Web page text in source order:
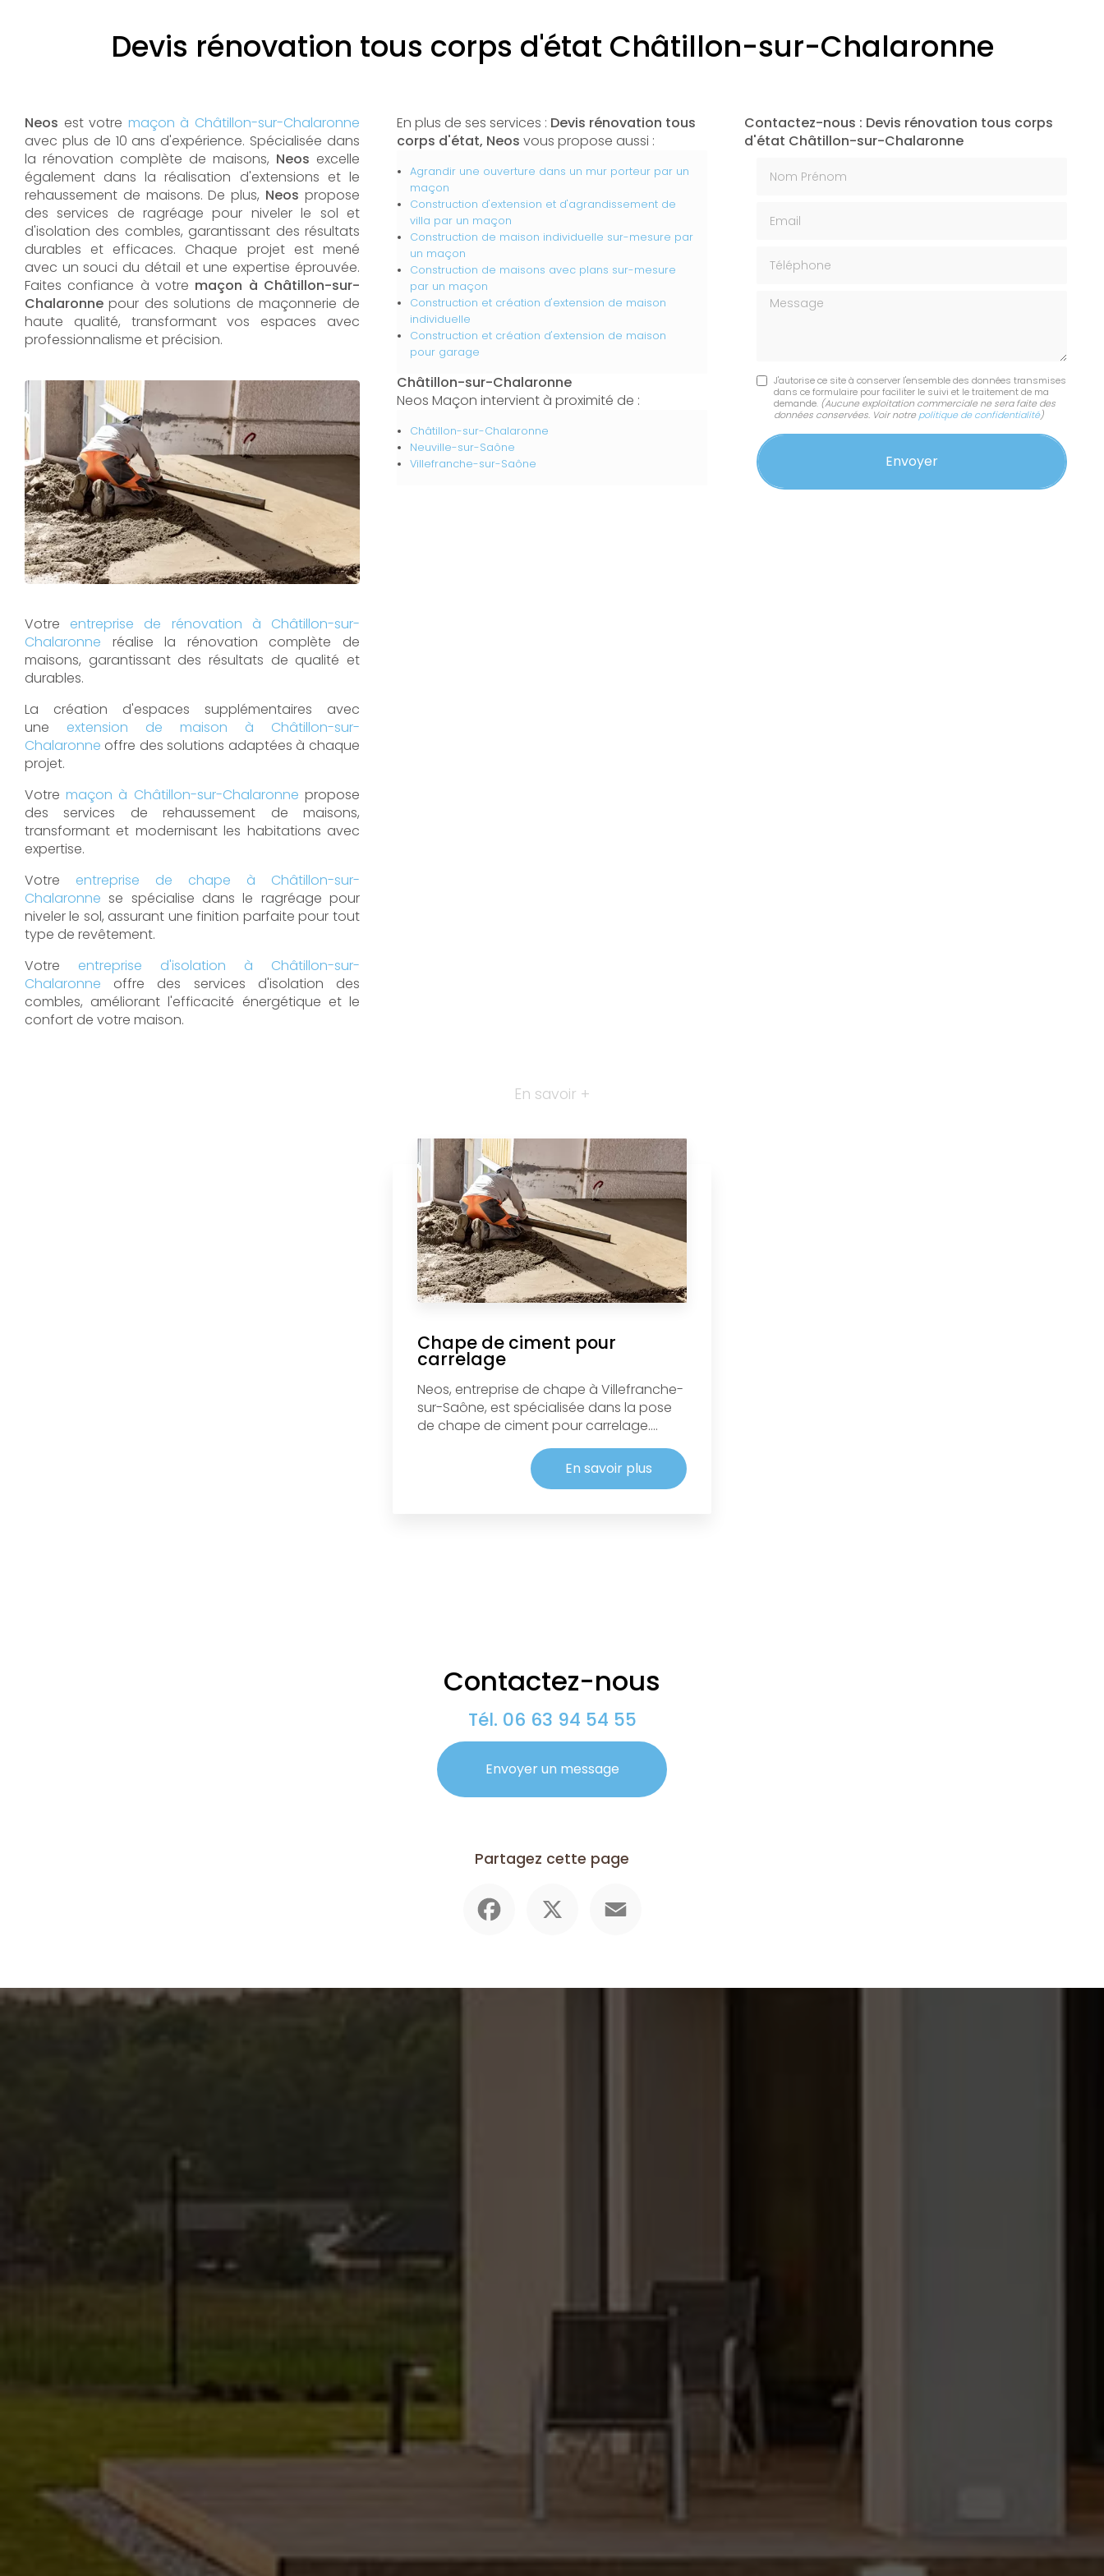
Devis rénovation tous corps d'état Châtillon-sur-Chalaronne
Neos est votre maçon à Châtillon-sur-Chalaronne
avec plus de 10 ans d'expérience. Spécialisée dans
la rénovation complète de maisons, Neos excelle
également dans la réalisation d'extensions et le
rehaussement de maisons. De plus, Neos propose
des services de ragréage pour niveler le sol et
d'isolation des combles, garantissant des résultats
durables et efficaces. Chaque projet est mené
avec un souci du détail et une expertise éprouvée.
Faites confiance à votre maçon à Châtillon-sur-
Chalaronne pour des solutions de maçonnerie de
haute qualité, transformant vos espaces avec
professionnalisme et précision.
Votre entreprise de rénovation à Châtillon-sur-
Chalaronne réalise la rénovation complète de
maisons, garantissant des résultats de qualité et
durables.
La création d'espaces supplémentaires avec
une extension de maison à Châtillon-sur-
Chalaronne offre des solutions adaptées à chaque
projet.
Votremaçon à Châtillon-sur-Chalaronne propose
des services de rehaussement de maisons,
transformant et modernisant les habitations avec
expertise.
Votre entreprise de chape à Châtillon-sur-
Chalaronne se spécialise dans le ragréage pour
niveler le sol, assurant une finition parfaite pour tout
type de revêtement.
Votre entreprise d'isolation à Châtillon-sur-
Chalaronne offre des services d'isolation des
combles, améliorant l'efficacité énergétique et le
confort de votre maison.
En plus de ses services : Devis rénovation tous
corps d'état, Neos vous propose aussi :
Agrandir une ouverture dans un mur porteur par un
maçon
Construction d'extension et d'agrandissement de
villa par un maçon
Construction de maison individuelle sur-mesure par
un maçon
Construction de maisons avec plans sur-mesure
par un maçon
Construction et création d'extension de maison
individuelle
Construction et création d'extension de maison
pour garage
Châtillon-sur-Chalaronne
Neos Maçon intervient à proximité de :
Châtillon-sur-Chalaronne
Neuville-sur-Saône
Villefranche-sur-Saône
Contactez-nous : Devis rénovation tous corps
d'état Châtillon-sur-Chalaronne
Message
J'autorise ce site à conserver l'ensemble des données transmises
dans ce formulaire pour faciliter le suivi et le traitement de ma
demande. (Aucune exploitation commerciale ne sera faite des
données conservées. Voir notre politique de confidentialité)
En savoir +
Chape de ciment pour
carrelage
Neos, entreprise de chape à Villefranche-
sur-Saône, est spécialisée dans la pose
de chape de ciment pour carrelage....
En savoir plus
Contactez-nous
Tél. 06 63 94 54 55
Envoyer un message
Partagez cette page